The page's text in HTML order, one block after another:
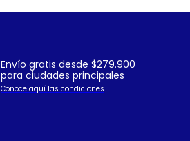
Envío gratis desde $279.900
para ciudades principales
Conoce aquí las condiciones